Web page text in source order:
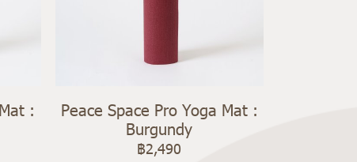
:
Peace Space Pro Yoga Mat :
Burgundy
฿2,490